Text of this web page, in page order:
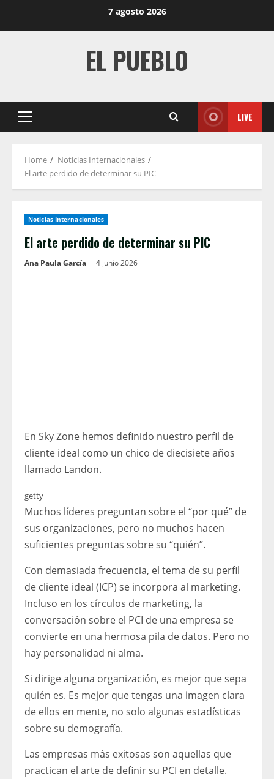
7 agosto 2026
EL PUEBLO
Primary
LIVE
Home
Noticias Internacionales
El arte perdido de determinar su PIC
Noticias Internacionales
El arte perdido de determinar su PIC
Ana Paula García 4 junio 2026
En Sky Zone hemos definido nuestro perfil de
cliente ideal como un chico de diecisiete años
llamado Landon.
getty
Muchos líderes preguntan sobre el “por qué” de
sus organizaciones, pero no muchos hacen
suficientes preguntas sobre su “quién”.
Con demasiada frecuencia, el tema de su perfil
de cliente ideal (ICP) se incorpora al marketing.
Incluso en los círculos de marketing, la
conversación sobre el PCI de una empresa se
convierte en una hermosa pila de datos. Pero no
hay personalidad ni alma.
Si dirige alguna organización, es mejor que sepa
quién es. Es mejor que tengas una imagen clara
de ellos en mente, no solo algunas estadísticas
sobre su demografía.
Las empresas más exitosas son aquellas que
practican el arte de definir su PCI en detalle.